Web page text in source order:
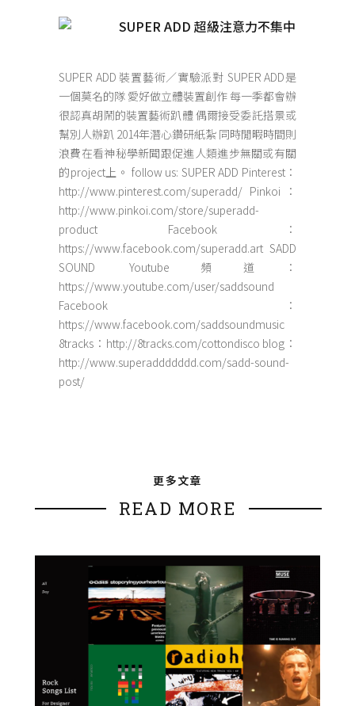
SUPER ADD 超級注意力不集中
SUPER ADD 裝置藝術／實驗派對 SUPER ADD是
一個莫名的隊 愛好做立體裝置創作 每一季都會辦
很認真胡鬧的裝置藝術趴體 偶爾接受委託搭景或
幫別人辦趴 2014年潛心鑽研紙紮 同時閒暇時間則
浪費在看神秘學新聞跟促進人類進步無關或有關
的project上。 follow us: SUPER ADD Pinterest：
http://www.pinterest.com/superadd/ Pinkoi：
http://www.pinkoi.com/store/superadd-
product Facebook：
https://www.facebook.com/superadd.art SADD
SOUND Youtube頻道：
https://www.youtube.com/user/saddsound
Facebook：
https://www.facebook.com/saddsoundmusic
8tracks：http://8tracks.com/cottondisco blog：
http://www.superaddddddd.com/sadd-sound-
post/
更多文章
READ MORE